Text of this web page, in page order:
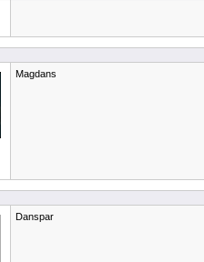
Magdans
Danspar